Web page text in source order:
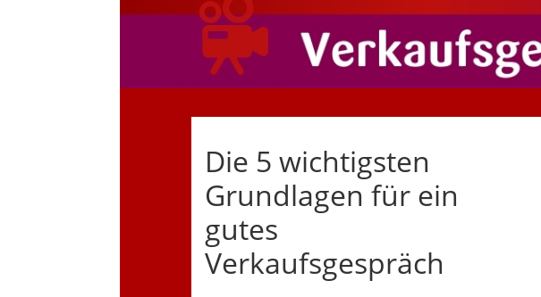
Die 5 wichtigsten
Grundlagen für ein
gutes
Verkaufsgespräch